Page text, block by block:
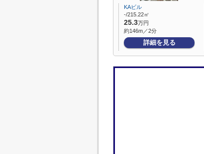
KAビル
-/215.22㎡
25.3万円
約146m／2分
詳細を見る